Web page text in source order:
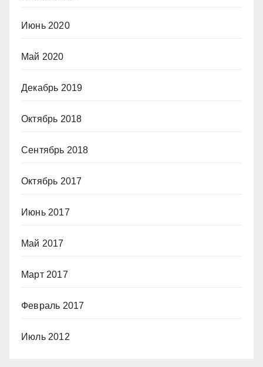
Июнь 2020
Май 2020
Декабрь 2019
Октябрь 2018
Сентябрь 2018
Октябрь 2017
Июнь 2017
Май 2017
Март 2017
Февраль 2017
Июль 2012